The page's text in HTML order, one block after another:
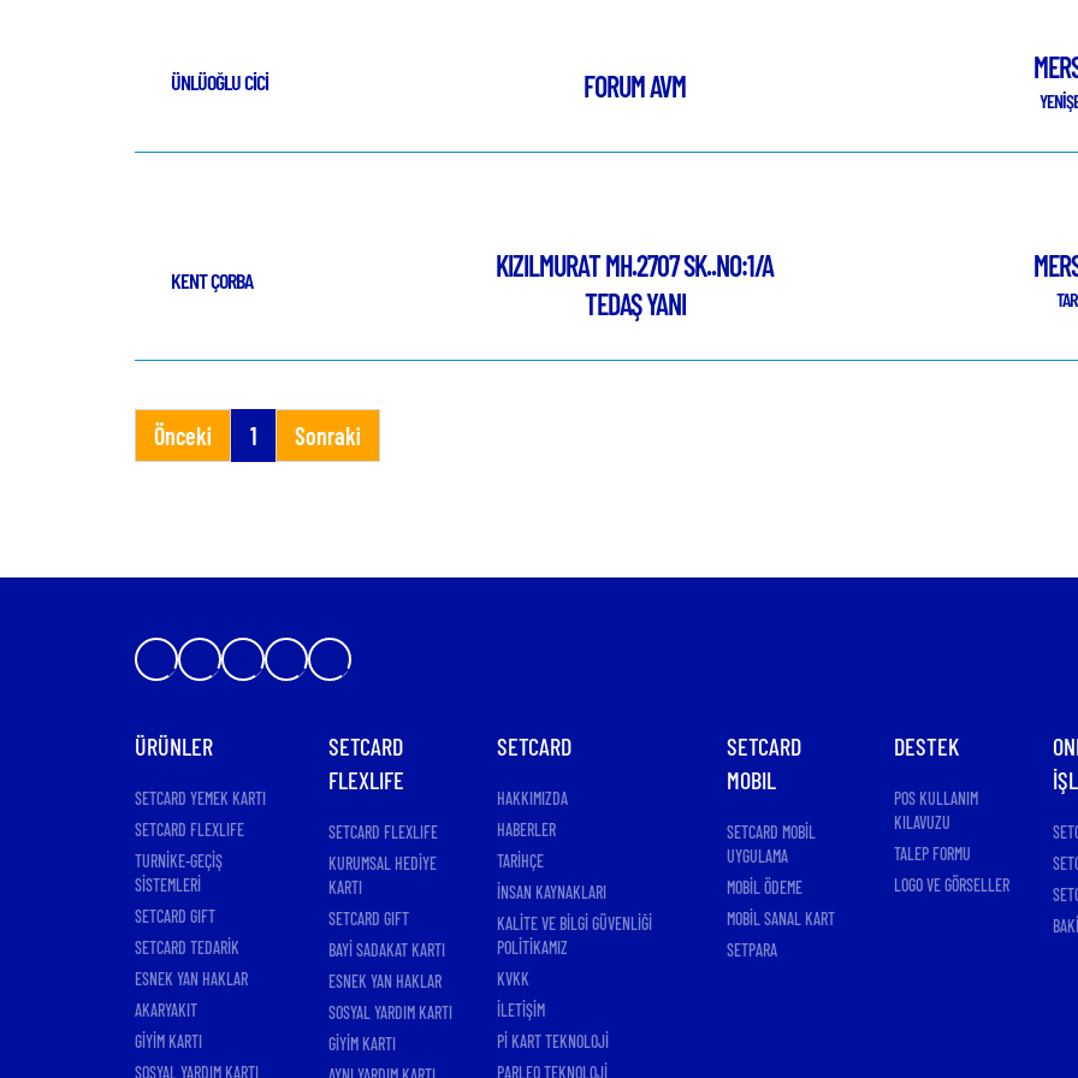
ÜNLÜOĞLU CİCİ FORUM AVM
KENT ÇORBA
KIZILMURAT MH.2707 SK..NO:1/A
TEDAŞ YANI
Önceki 1 Sonraki
ÜRÜNLER
SETCARD YEMEK KARTI
SETCARD FLEXLIFE
TURNİKE-GEÇİŞ
SİSTEMLERİ
SETCARD GIFT
SETCARD TEDARİK
ESNEK YAN HAKLAR
AKARYAKIT
GİYİM KARTI
SOSYAL YARDIM KARTI
SETCARD
FLEXLIFE
SETCARD FLEXLIFE
KURUMSAL HEDİYE
KARTI
SETCARD GIFT
BAYİ SADAKAT KARTI
ESNEK YAN HAKLAR
SOSYAL YARDIM KARTI
GİYİM KARTI
SETCARD
HAKKIMIZDA
HABERLER
TARİHÇE
İNSAN KAYNAKLARI
KALİTE VE BİLGİ GÜVENLİĞİ
POLİTİKAMIZ
KVKK
İLETİŞİM
Pİ KART TEKNOLOJİ
PARLEO TEKNOLOJİ
SETCARD
MOBIL
SETCARD MOBİL
UYGULAMA
MOBİL ÖDEME
MOBİL SANAL KART
SETPARA
DESTEK
POS KULLANIM
KILAVUZU
TALEP FORMU
LOGO VE GÖRSELLER